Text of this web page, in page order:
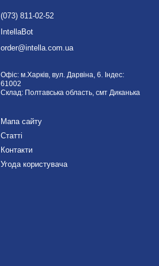
(073) 811-02-52
IntellaBot
order@intella.com.ua
Офіс: м.Харків, вул. Дарвіна, 6. Індес:
61002
Склад: Полтавська область, смт Диканька
Мапа сайту
Статті
Контакти
Угода користувача